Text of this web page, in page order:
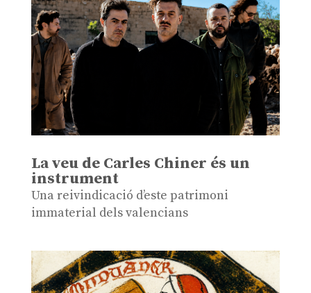
La veu de Carles Chiner és un
instrument
Una reivindicació d’este patrimoni
immaterial dels valencians